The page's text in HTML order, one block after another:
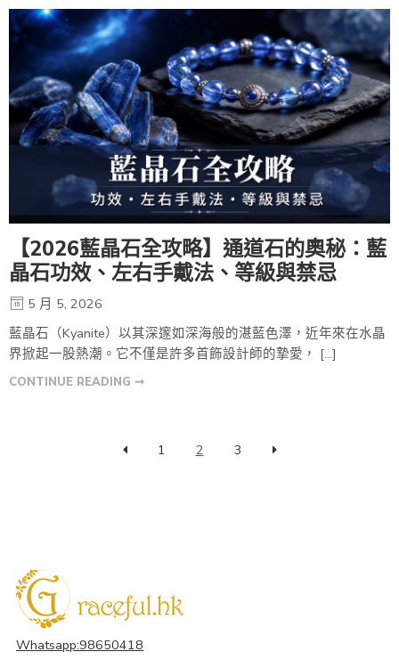
【2026藍晶石全攻略】通道石的奧秘：藍
晶石功效、左右手戴法、等級與禁忌
5 月 5, 2026
藍晶石（Kyanite）以其深邃如深海般的湛藍色澤，近年來在水晶
界掀起一股熱潮。它不僅是許多首飾設計師的摯愛， […]
CONTINUE READING ➞
1 2 3
Whatsapp:98650418